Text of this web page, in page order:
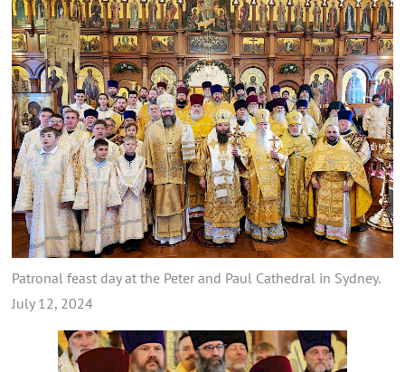
Patronal feast day at the Peter and Paul Cathedral in Sydney.
July 12, 2024